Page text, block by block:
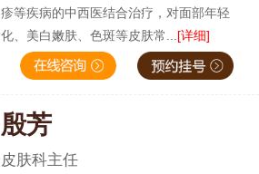
疹等疾病的中西医结合治疗，对面部年轻
化、美白嫩肤、色斑等皮肤常... [详细]
殷芳
皮肤科主任